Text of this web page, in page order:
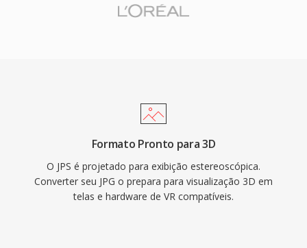
Formato Pronto para 3D
O JPS é projetado para exibição estereoscópica.
Converter seu JPG o prepara para visualização 3D em
telas e hardware de VR compatíveis.